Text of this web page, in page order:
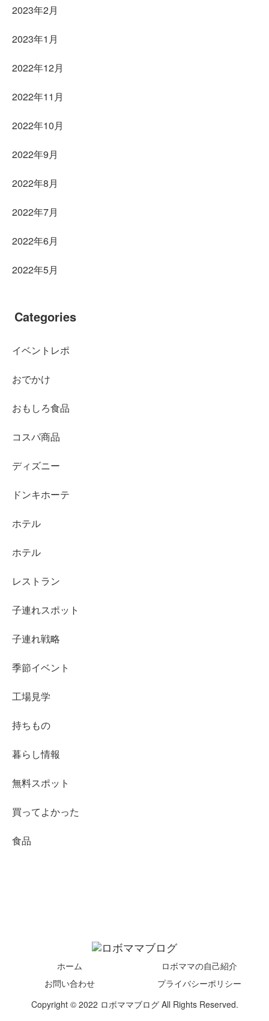
2023年2月
2023年1月
2022年12月
2022年11月
2022年10月
2022年9月
2022年8月
2022年7月
2022年6月
2022年5月
Categories
イベントレポ
おでかけ
おもしろ食品
コスパ商品
ディズニー
ドンキホーテ
ホテル
ホテル
レストラン
子連れスポット
子連れ戦略
季節イベント
工場見学
持ちもの
暮らし情報
無料スポット
買ってよかった
食品
ホーム
ロボママの自己紹介
お問い合わせ
プライバシーポリシー
Copyright © 2022 ロボママブログ All Rights Reserved.